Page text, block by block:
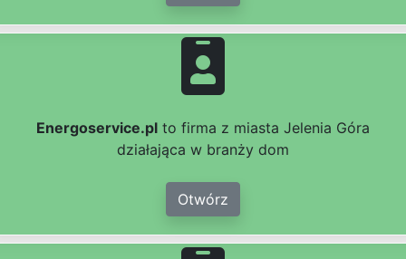
Energoservice.pl to firma z miasta Jelenia Góra
działająca w branży dom
Otwórz